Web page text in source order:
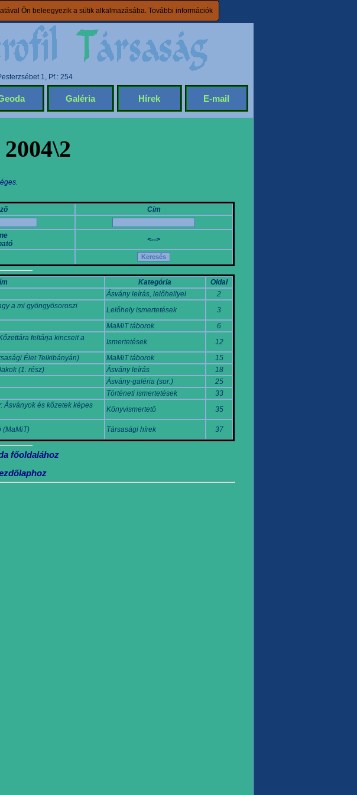
Ön beleegyezik a sütik alkalmazásába. További információk
1, Pf.: 254
Galéria Hírek E-mail
Cím
<-->
Kategória
Oldal
Ásvány leírás, lelőhellyel
2
a mi gyöngyösoroszi
Lelőhely ismertetések
3
MaMiT táborok
6
feltárja kincseit a
Ismertetések
12
Élet Telkibányán) MaMiT táborok
15
(1. rész) Ásvány leírás
18
Ásvány-galéria (sor.)
25
Történeti ismertetések
33
Ásványok és kőzetek képes
Könyvismertető 35
(MaMiT) Társasági hírek 37
főoldalához